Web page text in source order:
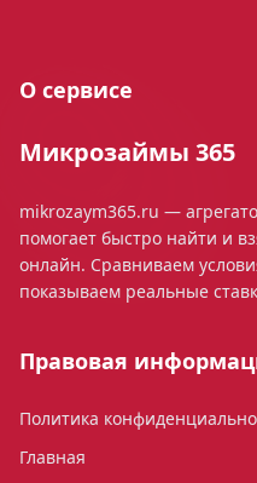
О сервисе
Микрозаймы 365
mikrozaym365.ru —
помогает быстро найти и
онлайн. Сравниваем
показываем реальные
Правовая
Политика
Главная